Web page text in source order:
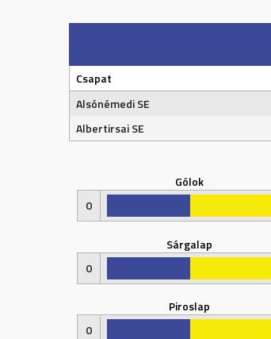
Csapat
Alsónémedi SE
Albertirsai SE
Gólok
0
Sárgalap
0
Piroslap
0